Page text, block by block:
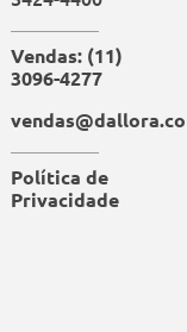
Vendas: (11)
3096-4277
Política de
Privacidade